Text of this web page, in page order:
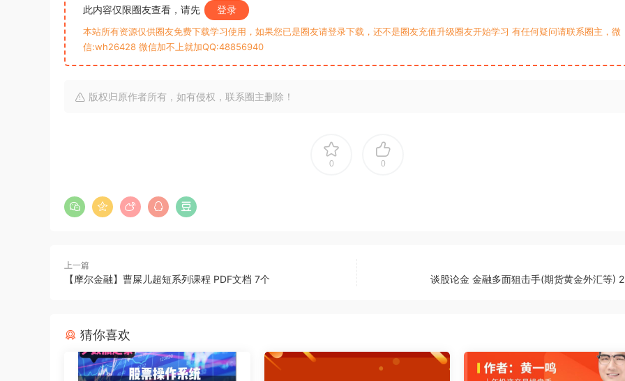
此内容仅限圈友查看，请先 登录
本站所有资源仅供圈友免费下载学习使用，如果您已是圈友请登录下载，还不是圈友充值升级圈友开始学习 有任何疑问请联系圈主，微
信:wh26428 微信加不上就加QQ:48856940
版权归原作者所有，如有侵权，联系圈主删除！
0 0
上一篇
【摩尔金融】曹屎儿超短系列课程 PDF文档 7个 谈股论金 金融多面狙击手(期货黄金外汇等)
猜你喜欢